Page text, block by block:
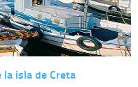
la isla de Creta